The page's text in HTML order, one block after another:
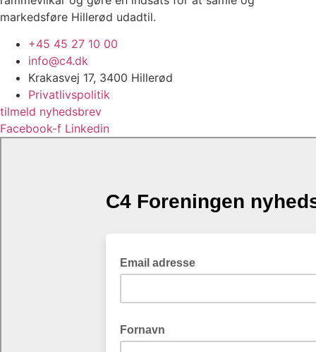
markedsføre Hillerød udadtil.
+45 45 27 10 00
info@c4.dk
Krakasvej 17, 3400 Hillerød
Privatlivspolitik
tilmeld nyhedsbrev
Facebook-f Linkedin